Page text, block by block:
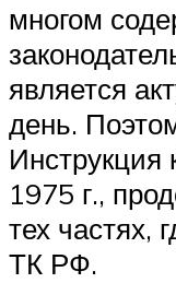
многом
является
день.
Инструкция
1975 г.,
тех частях,
ТК РФ.